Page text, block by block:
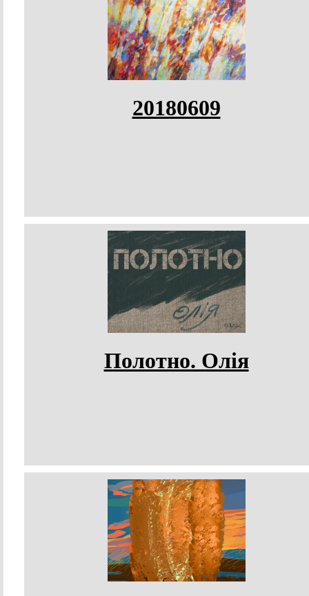
20180609
Полотно. Олія